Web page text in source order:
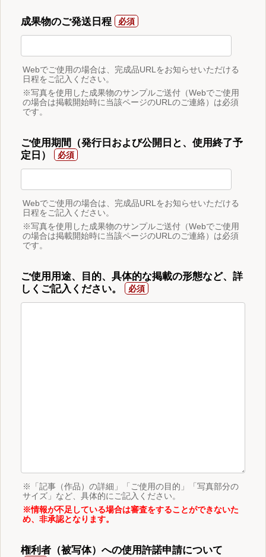
成果物のご発送日程
Webでご使用の場合は、完成品URLをお知らせいただける
日程をご記入ください。
※写真を使用した成果物のサンプルご送付（Webでご使用
の場合は掲載開始時に当該ページのURLのご連絡）は必須
です。
ご使用期間（発行日および公開日と、使用終了予
定日）
Webでご使用の場合は、完成品URLをお知らせいただける
日程をご記入ください。
※写真を使用した成果物のサンプルご送付（Webでご使用
の場合は掲載開始時に当該ページのURLのご連絡）は必須
です。
ご使用用途、目的、具体的な掲載の形態など、詳
しくご記入ください。
※「記事（作品）の詳細」「ご使用の目的」「写真部分の
サイズ」など、具体的にご記入ください。
※情報が不足している場合は審査をすることができないた
め、非承認となります。
権利者（被写体）への使用許諾申請について